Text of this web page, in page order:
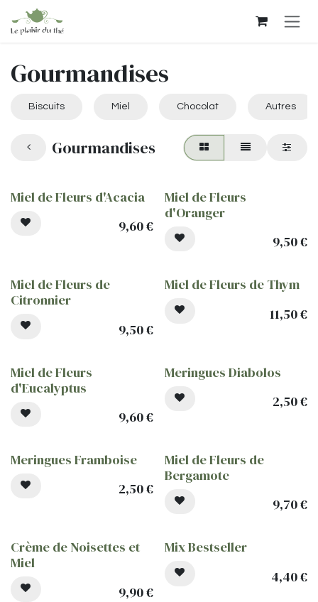
Se rendre au contenu
Gourmandises
Biscuits Miel Chocolat Autres
Gourmandises
Miel de Fleurs d'Acacia
9,60€
Miel de Fleurs
d'Oranger
9,50€
Miel de Fleurs de
Citronnier
9,50€
Miel de Fleurs de Thym
11,50€
Miel de Fleurs
d'Eucalyptus
9,60€
Meringues Diabolos
2,50€
Meringues Framboise
2,50€
Miel de Fleurs de
Bergamote
9,70€
Crème de Noisettes et
Miel
9,90€
Mix Bestseller
4,40€